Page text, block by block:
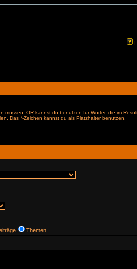
müssen, OR kannst du benutzen für Wörter, die im
Das *-Zeichen kannst du als Platzhalter benutzen.
Themen